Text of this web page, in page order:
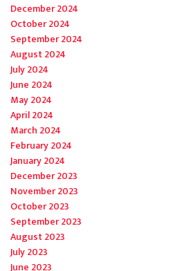
December 2024
October 2024
September 2024
August 2024
July 2024
June 2024
May 2024
April 2024
March 2024
February 2024
January 2024
December 2023
November 2023
October 2023
September 2023
August 2023
July 2023
June 2023